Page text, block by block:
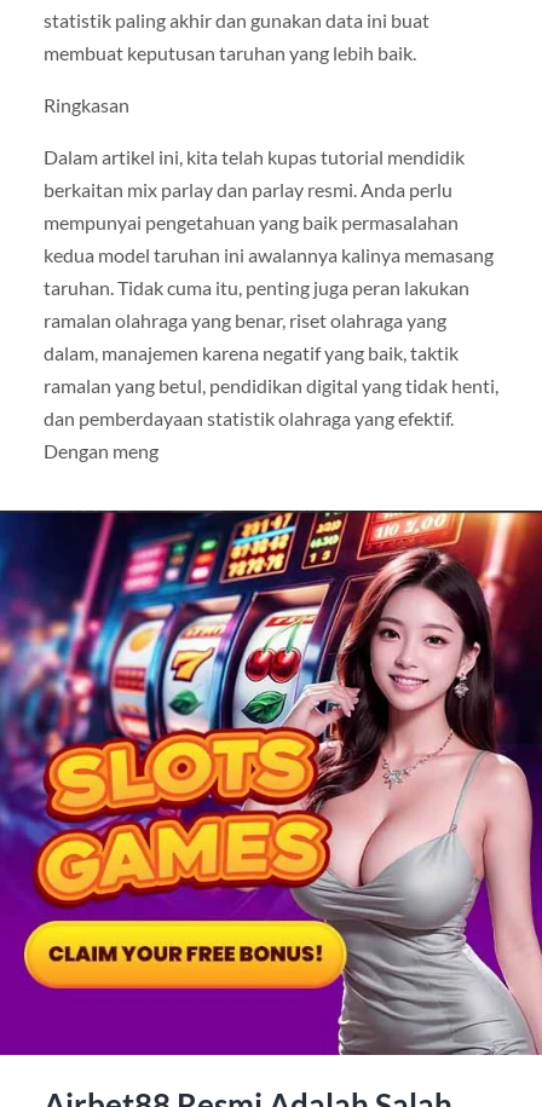
statistik paling akhir dan gunakan data ini buat
membuat keputusan taruhan yang lebih baik.
Ringkasan
Dalam artikel ini, kita telah kupas tutorial mendidik
berkaitan mix parlay dan parlay resmi. Anda perlu
mempunyai pengetahuan yang baik permasalahan
kedua model taruhan ini awalannya kalinya memasang
taruhan. Tidak cuma itu, penting juga peran lakukan
ramalan olahraga yang benar, riset olahraga yang
dalam, manajemen karena negatif yang baik, taktik
ramalan yang betul, pendidikan digital yang tidak henti,
dan pemberdayaan statistik olahraga yang efektif.
Dengan meng